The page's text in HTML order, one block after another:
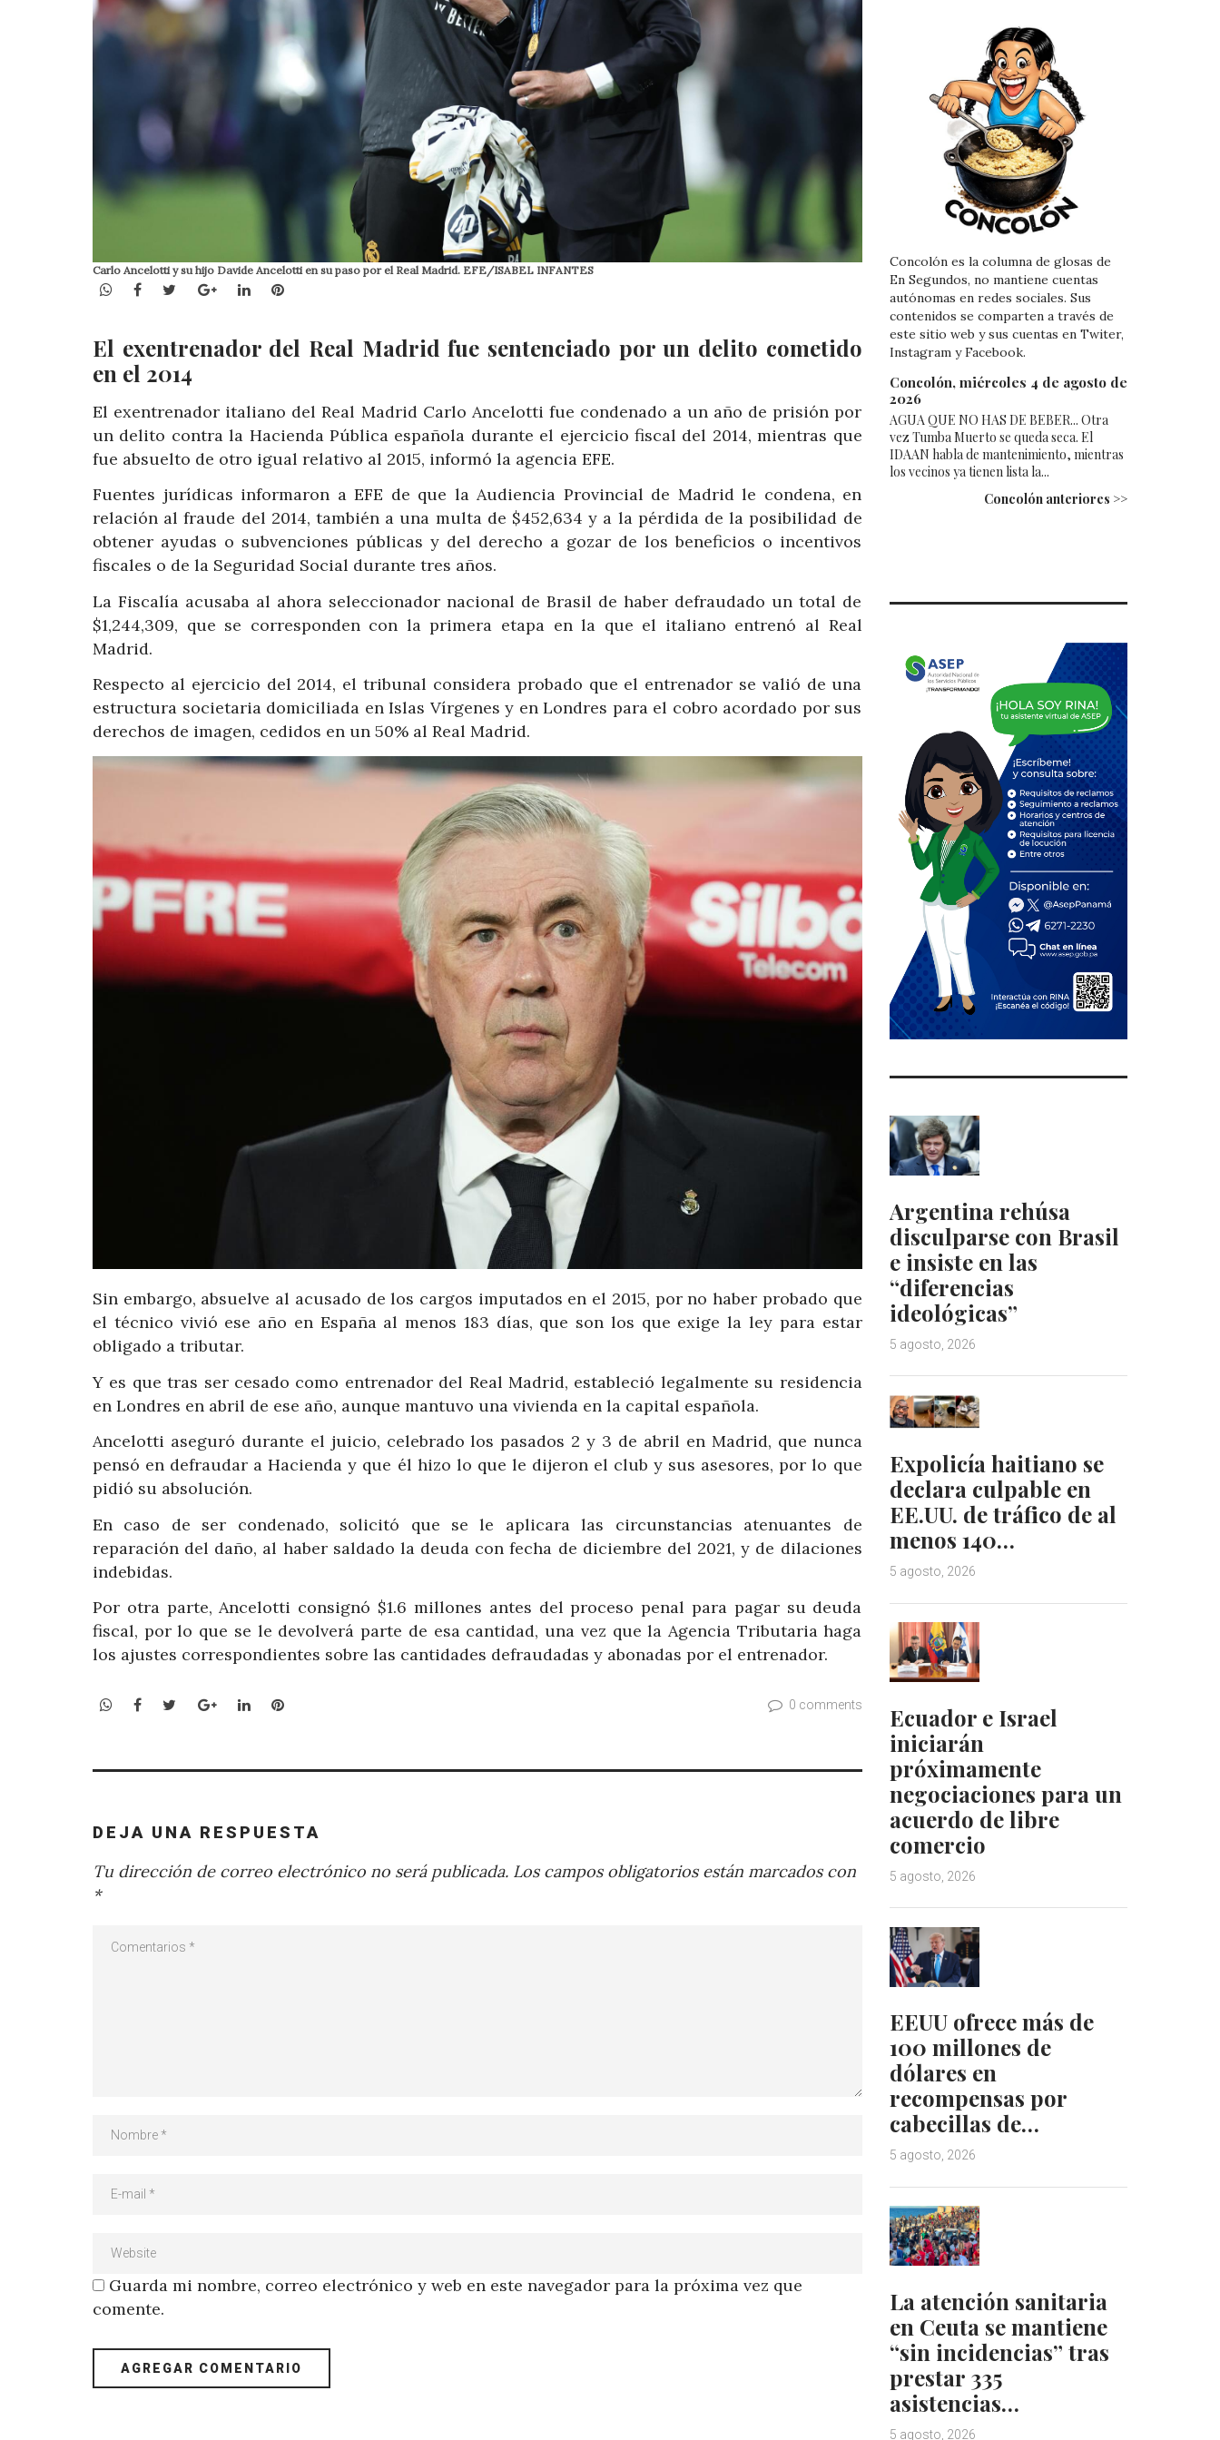
Carlo Ancelotti y su hijo Davide Ancelotti en su paso por el Real Madrid. EFE/ISABEL INFANTES
WhatsApp
Facebook
TwitterGoogle+LinkedInPinterest
El exentrenador del Real Madrid fue sentenciado por un delito cometido
en el 2014
El exentrenador italiano del Real Madrid Carlo Ancelotti fue condenado a un año de prisión por
un delito contra la Hacienda Pública española durante el ejercicio fiscal del 2014, mientras que
fue absuelto de otro igual relativo al 2015, informó la agencia EFE.
Fuentes jurídicas informaron a EFE de que la Audiencia Provincial de Madrid le condena, en
relación al fraude del 2014, también a una multa de $452,634 y a la pérdida de la posibilidad de
obtener ayudas o subvenciones públicas y del derecho a gozar de los beneficios o incentivos
fiscales o de la Seguridad Social durante tres años.
La Fiscalía acusaba al ahora seleccionador nacional de Brasil de haber defraudado un total de
$1,244,309, que se corresponden con la primera etapa en la que el italiano entrenó al Real
Madrid.
Respecto al ejercicio del 2014, el tribunal considera probado que el entrenador se valió de una
estructura societaria domiciliada en Islas Vírgenes y en Londres para el cobro acordado por sus
derechos de imagen, cedidos en un 50% al Real Madrid.
Sin embargo, absuelve al acusado de los cargos imputados en el 2015, por no haber probado que
el técnico vivió ese año en España al menos 183 días, que son los que exige la ley para estar
obligado a tributar.
Y es que tras ser cesado como entrenador del Real Madrid, estableció legalmente su residencia
en Londres en abril de ese año, aunque mantuvo una vivienda en la capital española.
Ancelotti aseguró durante el juicio, celebrado los pasados 2 y 3 de abril en Madrid, que nunca
pensó en defraudar a Hacienda y que él hizo lo que le dijeron el club y sus asesores, por lo que
pidió su absolución.
En caso de ser condenado, solicitó que se le aplicara las circunstancias atenuantes de
reparación del daño, al haber saldado la deuda con fecha de diciembre del 2021, y de dilaciones
indebidas.
Por otra parte, Ancelotti consignó $1.6 millones antes del proceso penal para pagar su deuda
fiscal, por lo que se le devolverá parte de esa cantidad, una vez que la Agencia Tributaria haga
los ajustes correspondientes sobre las cantidades defraudadas y abonadas por el entrenador.
WhatsApp
Facebook
TwitterGoogle+LinkedInPinterest 0 comments
DEJA UNA RESPUESTA
Tu dirección de correo electrónico no será publicada. Los campos obligatorios están marcados con
*
Guarda mi nombre, correo electrónico y web en este navegador para la próxima vez que
comente.
Concolón es la columna de glosas de
En Segundos, no mantiene cuentas
autónomas en redes sociales. Sus
contenidos se comparten a través de
este sitio web y sus cuentas en Twiter,
Instagram y Facebook.
Concolón, miércoles 4 de agosto de
2026
AGUA QUE NO HAS DE BEBER... Otra
vez Tumba Muerto se queda seca. El
IDAAN habla de mantenimiento, mientras
los vecinos ya tienen lista la...
Concolón anteriores >>
Argentina rehúsa
disculparse con Brasil
e insiste en las
“diferencias
ideológicas”
5 agosto, 2026
Expolicía haitiano se
declara culpable en
EE.UU. de tráfico de al
menos 140…
5 agosto, 2026
Ecuador e Israel
iniciarán
próximamente
negociaciones para un
acuerdo de libre
comercio
5 agosto, 2026
EEUU ofrece más de
100 millones de
dólares en
recompensas por
cabecillas de…
5 agosto, 2026
La atención sanitaria
en Ceuta se mantiene
“sin incidencias” tras
prestar 335
asistencias…
5 agosto, 2026